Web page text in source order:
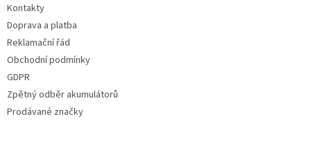
Kontakty
Doprava a platba
Reklamační řád
Obchodní podmínky
GDPR
Zpětný odběr akumulátorů
Prodávané značky